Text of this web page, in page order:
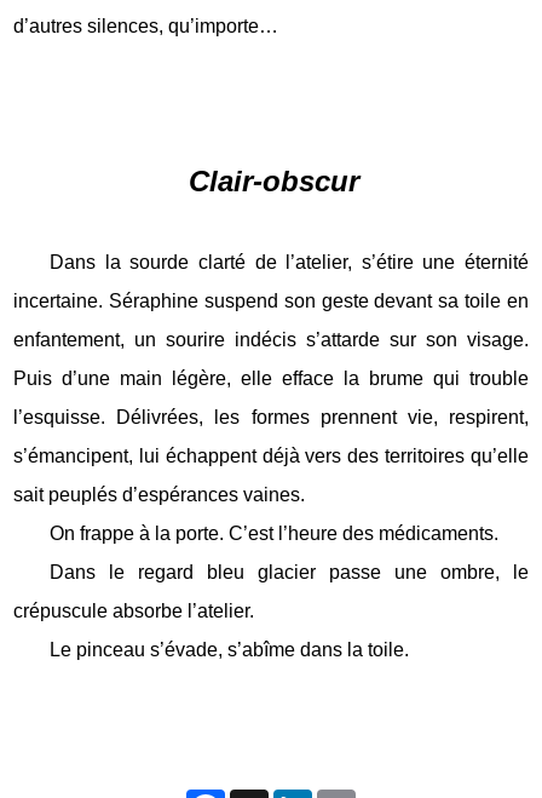
d’autres silences, qu’importe…
Clair-obscur
Dans la sourde clarté de l’atelier, s’étire une éternité
incertaine. Séraphine suspend son geste devant sa toile en
enfantement, un sourire indécis s’attarde sur son visage.
Puis d’une main légère, elle efface la brume qui trouble
l’esquisse. Délivrées, les formes prennent vie, respirent,
s’émancipent, lui échappent déjà vers des territoires qu’elle
sait peuplés d’espérances vaines.
On frappe à la porte. C’est l’heure des médicaments.
Dans le regard bleu glacier passe une ombre, le
crépuscule absorbe l’atelier.
Le pinceau s’évade, s’abîme dans la toile.